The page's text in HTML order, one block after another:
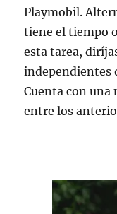
Playmobil.
tiene el tiempo
esta tarea,
independientes
Cuenta con una
entre los